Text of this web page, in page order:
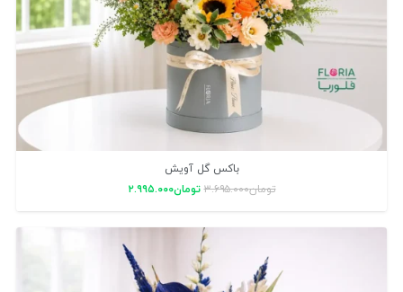
باکس گل آویش
تومان۳.۶۹۵.۰۰۰ تومان۲.۹۹۵.۰۰۰